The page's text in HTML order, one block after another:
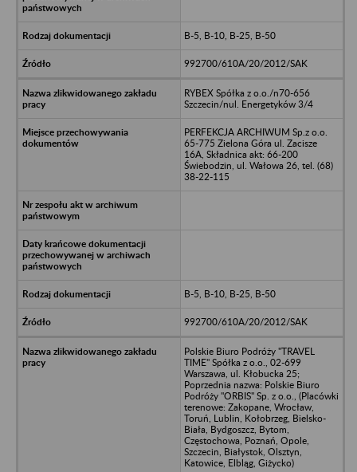
B-5, B-10, B-25, B-50
992700/610A/20/2012/SAK
RYBEX Spółka z o.o./n70-656
Szczecin/nul. Energetyków 3/4
PERFEKCJA ARCHIWUM Sp.z o.o.
65-775 Zielona Góra ul. Zacisze
16A, Składnica akt: 66-200
Świebodzin, ul. Wałowa 26, tel. (68)
38-22-115
B-5, B-10, B-25, B-50
992700/610A/20/2012/SAK
Polskie Biuro Podróży "TRAVEL
TIME" Spółka z o.o., 02-699
Warszawa, ul. Kłobucka 25;
Poprzednia nazwa: Polskie Biuro
Podróży "ORBIS" Sp. z o.o., (Placówki
terenowe: Zakopane, Wrocław,
Toruń, Lublin, Kołobrzeg, Bielsko-
Biała, Bydgoszcz, Bytom,
Częstochowa, Poznań, Opole,
Szczecin, Białystok, Olsztyn,
Katowice, Elbląg, Giżycko)